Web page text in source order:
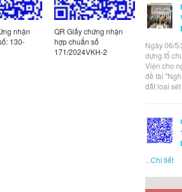
QR Giấy chứng nhận
hợp chuẩn số
QR Giấy chứng nhận
hợp chuẩn số: 100-
3/2026VKH
Ngày 06/
dựng tổ
Viện cho
đề tài
đất loại
...Chi tiết